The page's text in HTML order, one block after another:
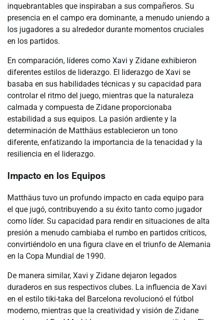
inquebrantables que inspiraban a sus compañeros. Su
presencia en el campo era dominante, a menudo uniendo a
los jugadores a su alrededor durante momentos cruciales
en los partidos.
En comparación, líderes como Xavi y Zidane exhibieron
diferentes estilos de liderazgo. El liderazgo de Xavi se
basaba en sus habilidades técnicas y su capacidad para
controlar el ritmo del juego, mientras que la naturaleza
calmada y compuesta de Zidane proporcionaba
estabilidad a sus equipos. La pasión ardiente y la
determinación de Matthäus establecieron un tono
diferente, enfatizando la importancia de la tenacidad y la
resiliencia en el liderazgo.
Impacto en los Equipos
Matthäus tuvo un profundo impacto en cada equipo para
el que jugó, contribuyendo a su éxito tanto como jugador
como líder. Su capacidad para rendir en situaciones de alta
presión a menudo cambiaba el rumbo en partidos críticos,
convirtiéndolo en una figura clave en el triunfo de Alemania
en la Copa Mundial de 1990.
De manera similar, Xavi y Zidane dejaron legados
duraderos en sus respectivos clubes. La influencia de Xavi
en el estilo tiki-taka del Barcelona revolucionó el fútbol
moderno, mientras que la creatividad y visión de Zidane